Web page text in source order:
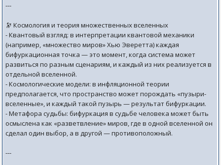
---
🔭 Космология и теория множественных вселенных
- Квантовый взгляд: в интерпретации квантовой механики
(например, «множество миров» Хью Эверетта) каждая
бифуркационная точка — это момент, когда система может
развиться по разным сценариям, и каждый из них реализуется в
отдельной вселенной.
- Космологические модели: в инфляционной теории
предполагается, что пространство может порождать «пузыри-
вселенные», и каждый такой пузырь — результат бифуркации.
- Метафора судьбы: бифуркация в судьбе человека может быть
осмыслена как «разветвление» миров, где в одной вселенной он
сделал один выбор, а в другой — противоположный.
---